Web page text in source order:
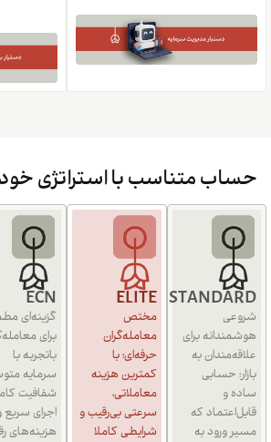
حساب متناسب با استراتژی خود
STANDARD
شروعی
هوشمندانه برای
علاقه‌مندان به
بازار؛ حسابی
ساده و
قابل‌اعتماد که
مسیر ورود به
ELITE
مختص
معامله‌گران
حرفه‌ای؛ با
کمترین هزینه
معاملاتی،
سرعتی بی‌رقیب و
شرایطی کاملا
ECN
گزینه‌ای
برای
باتجربه با
سرمایه
شفافیت
اجرای سریع
هزینه‌های